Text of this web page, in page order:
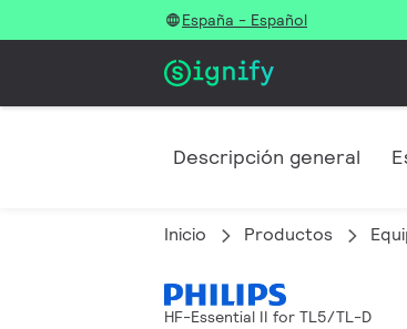
España - Español
Descripción general
Inicio Productos
HF-Essential II for TL5/TL-D